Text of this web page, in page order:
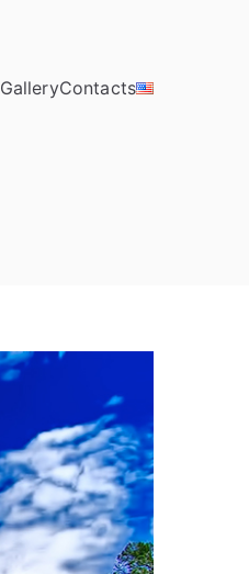
GalleryContacts